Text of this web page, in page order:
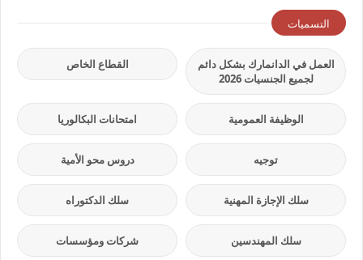
التسميات
العمل في الدانمارك بشكل دائم
لجميع الجنسيات 2026
القطاع الخاص
الوظيفة العمومية امتحانات البكالوريا
توجيه دروس محو الأمية
سلك الإجازة المهنية سلك الدكتوراه
سلك المهندسين شركات ومؤسسات